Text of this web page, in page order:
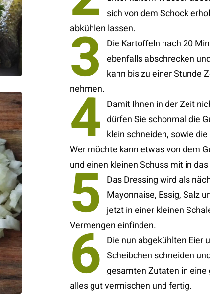
sich von dem Schock
abkühlen lassen.
3 Die Kartoffeln nach 20
ebenfalls abschrecken
kann bis zu einer Stunde
nehmen.
4 Damit Ihnen in der Zeit
dürfen Sie schonmal die
klein schneiden, sowie
Wer möchte kann etwas von dem
und einen kleinen Schuss mit in
5 Das Dressing wird als
Mayonnaise, Essig, Salz
jetzt in einer kleinen
Vermengen einfinden.
6 Die nun abgekühlten Eier
Scheibchen schneiden
gesamten Zutaten in eine
alles gut vermischen und fertig.